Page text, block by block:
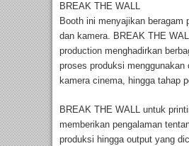
BREAK THE WALL
Booth ini menyajikan beragam
dan kamera. BREAK THE
production menghadirkan
proses produksi menggunakan
kamera cinema, hingga tahap
BREAK THE WALL untuk
memberikan pengalaman
produksi hingga output yang